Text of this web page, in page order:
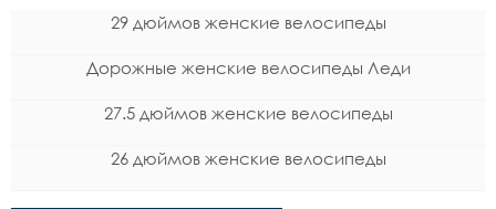
29 дюймов женские велосипеды
Дорожные женские велосипеды Леди
27.5 дюймов женские велосипеды
26 дюймов женские велосипеды